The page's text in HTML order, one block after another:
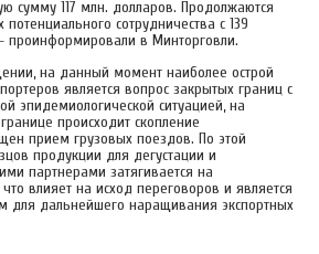
сумму 117 млн. долларов. Продолжаются
сотрудничества с 139
проинформировали в Минторговли.
на данный момент наиболее острой
является вопрос закрытых границ с
эпидемиологической ситуацией, на
происходит скопление
прием грузовых поездов. По этой
продукции для дегустации и
партнерами затягивается на
влияет на исход переговоров и является
для дальнейшего наращивания экспортных